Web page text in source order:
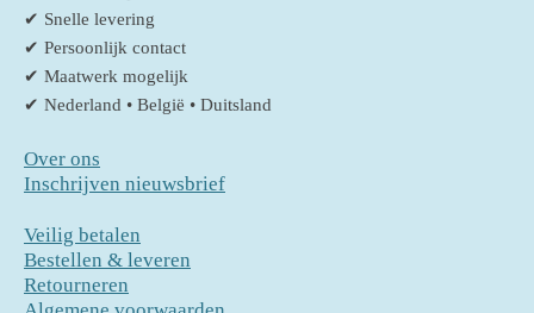
✔ Snelle levering
✔ Persoonlijk contact
✔ Maatwerk mogelijk
✔ Nederland • België • Duitsland
Over ons
Inschrijven nieuwsbrief
Veilig betalen
Bestellen & leveren
Retourneren